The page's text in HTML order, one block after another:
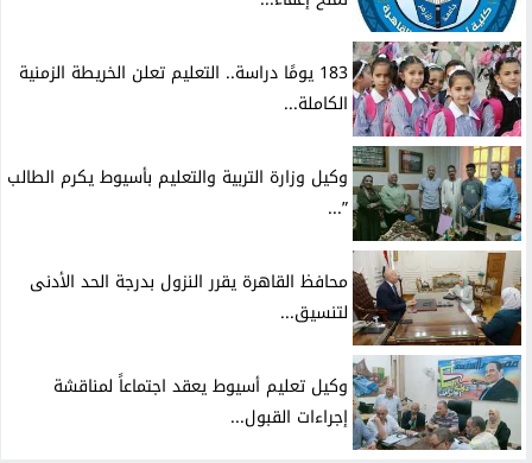
183 يومًا دراسة.. التعليم تعلن الخريطة الزمنية
الكاملة...
وكيل وزارة التربية والتعليم بأسيوط يكرم الطالب
”...
محافظ القاهرة يقرر النزول بدرجة الحد الأدنى
لتنسيق...
وكيل تعليم أسيوط يعقد اجتماعاً لمناقشة
إجراءات القبول...